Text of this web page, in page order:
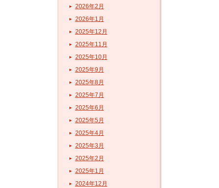
2026年2月
2026年1月
2025年12月
2025年11月
2025年10月
2025年9月
2025年8月
2025年7月
2025年6月
2025年5月
2025年4月
2025年3月
2025年2月
2025年1月
2024年12月